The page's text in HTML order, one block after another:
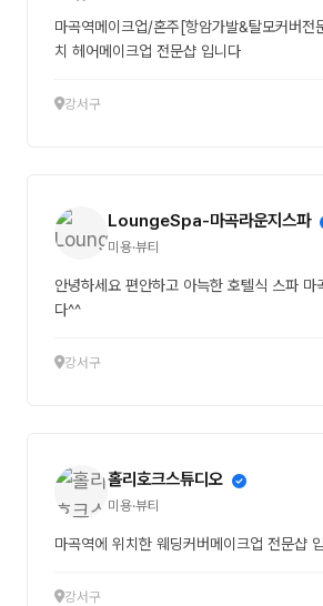
마곡역메이크업/혼주[항암가발&탈모커버
치 헤어메이크업 전문샵 입니다
강서구
LoungeSpa-마곡라운지스파
미용·뷰티
안녕하세요 편안하고 아늑한 호텔식 스파 마
다^^
강서구
홀리호크스튜디오
미용·뷰티
마곡역에 위치한 웨딩커버메이크업 전문샵
강서구